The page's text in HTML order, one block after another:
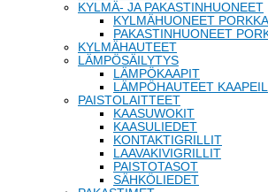
KYLMÄ- JA PAKASTINHUONEET
KYLMÄHUONEET PORKKA
PAKASTINHUONEET
KYLMÄHAUTEET
LÄMPÖSÄILYTYS
LÄMPÖKAAPIT
LÄMPÖHAUTEET
PAISTOLAITTEET
KAASUWOKIT
KAASULIEDET
KONTAKTIGRILLIT
LAAVAKIVIGRILLIT
PAISTOTASOT
SÄHKÖLIEDET